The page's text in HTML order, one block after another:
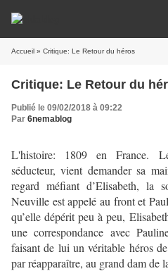
Accueil » Critique: Le Retour du héros
Critique: Le Retour du
Publié le 09/02/2018 à 09:22
Par 6nemablog
L'histoire: 1809 en France.
séducteur, vient demander sa
regard méfiant d’Elisabeth, la
Neuville est appelé au front et
qu’elle dépérit peu à peu,
une correspondance avec
faisant de lui un véritable héros
par réapparaître, au grand dam de